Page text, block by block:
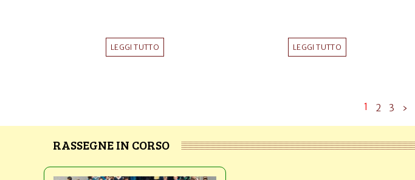
LEGGI TUTTO LEGGI TUTTO
1 2 3 ›
RASSEGNE IN CORSO